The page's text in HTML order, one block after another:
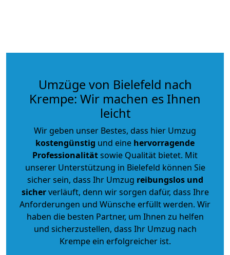
Umzüge von Bielefeld nach
Krempe: Wir machen es Ihnen
leicht
Wir geben unser Bestes, dass hier Umzug
kostengünstig und eine hervorragende
Professionalitätsowie Qualität bietet. Mit
unserer Unterstützung in Bielefeld können Sie
sicher sein, dass Ihr Umzug reibungslos und
sicherverläuft, denn wir sorgen dafür, dass Ihre
Anforderungen und Wünsche erfüllt werden. Wir
haben die besten Partner, um Ihnen zu helfen
und sicherzustellen, dass Ihr Umzug nach
Krempe ein erfolgreicher ist.